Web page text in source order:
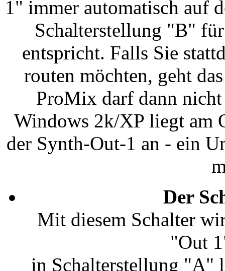
1" immer automatisch auf
Schalterstellung "B"
entspricht. Falls Sie
routen möchten, geht
ProMix darf dann
Windows 2k/XP liegt am
der Synth-Out-1 an - ein
Der
Mit diesem Schalter
"Out
in Schalterstellung "A"